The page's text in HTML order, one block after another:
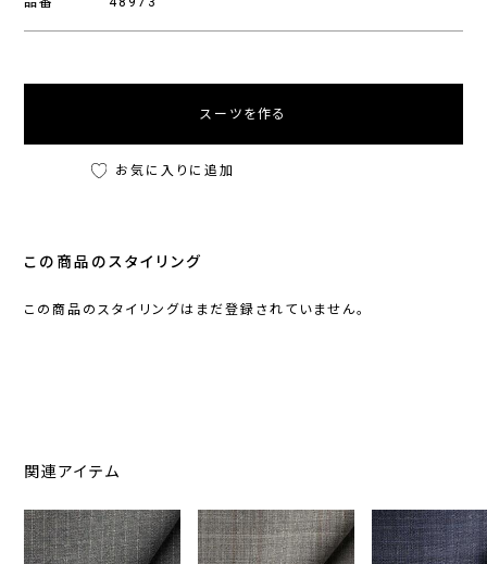
スーツを作る
お気に入りに追加
この商品のスタイリング
この商品のスタイリングはまだ登録されていません。
関連アイテム